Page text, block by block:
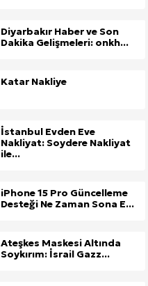
Diyarbakır Haber ve Son
Dakika Gelişmeleri: onkh...
Katar Nakliye
İstanbul Evden Eve
Nakliyat: Soydere Nakliyat
ile...
iPhone 15 Pro Güncelleme
Desteği Ne Zaman Sona E...
Ateşkes Maskesi Altında
Soykırım: İsrail Gazz...